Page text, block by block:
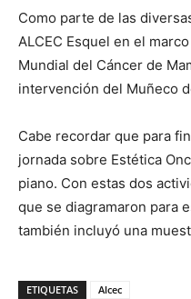
Como parte de las
ALCEC Esquel en el
Mundial del Cáncer de
intervención del Muñeco
Cabe recordar que para
jornada sobre Estética
piano. Con estas dos
que se diagramaron para
también incluyó una
ETIQUETAS Alcec